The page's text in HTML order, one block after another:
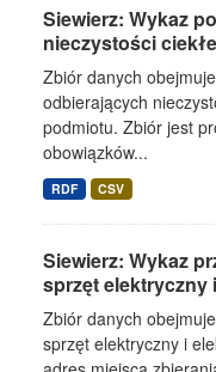
Siewierz: Wykaz
nieczystości
Zbiór danych
odbierających
podmiotu. Zbiór jest
obowiązków...
RDF CSV
Siewierz: Wykaz
sprzęt elektryczny
Zbiór danych
sprzęt elektryczny i